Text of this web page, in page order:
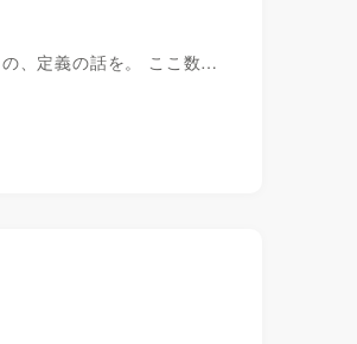
、定義の話を。 ここ数…